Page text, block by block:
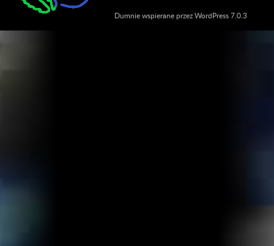
Dumnie wspierane przez WordPress 7.0.3